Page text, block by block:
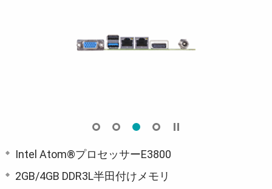
Intel Atom®プロセッサーE3800
2GB/4GB DDR3L半田付けメモリ